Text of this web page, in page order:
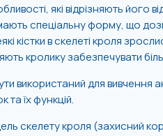
які відрізняють його
мають спеціальну форму, що
кістки в скелеті кроля
кролику забезпечувати
використаний для вивчення
та їх функцій.
скелету кроля (захисний